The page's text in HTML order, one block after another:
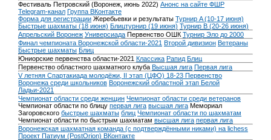
Фестиваль Петровский (Воронеж, июнь 2022) Анонс на сайте ФШР
Telegram-канал Группа ВКонтакте
Форма для регистрации Жеребьевки и результаты Турнир A (10-17 июня)
Быстрые шахматы (18 июня) Блицтурнир (19 июня) Турнир B (20-26 июня)
Апрельский Воронеж Универсиада Первенство ОШК Турнир Эло до 2000
Финал чемпионата Воронежской области-2021 Второй дивизион Ветераны
Быстрые шахматы Блиц
Юниорские первенства области-2021 Классика Рапид Блиц
Первенство областного шахматного клуба Высшая лига Первая лига
V летняя Спартакиада молодёжи, II этап (ЦФО) 18-23 Первенство
Воронежа среди школьников Воронежский областной этап Белой
Ладьи-2021
Чемпионат области среди женщин Чемпионат области среди ветеранов
Чемпионат области по блицу первая лига высшая лига Мемориал
Загоровского быстрые шахматы блиц Чемпионат области по шахматам
Чемпионат области по быстрым шахматам высшая лига первая лига
Воронежская шахматная команда (с подтверждёнными никами) на lichess
Проект Патиум (PostOrion) ВКонтакте